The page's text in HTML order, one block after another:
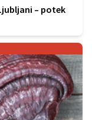
– potek